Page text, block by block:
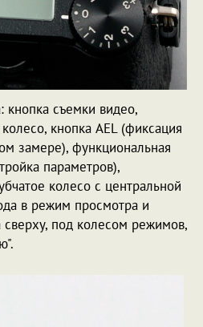
кнопка съемки видео,
кнопка AEL (фиксация
замере), функциональная
параметров),
колесо с центральной
в режим просмотра и
сверху, под колесом режимов,